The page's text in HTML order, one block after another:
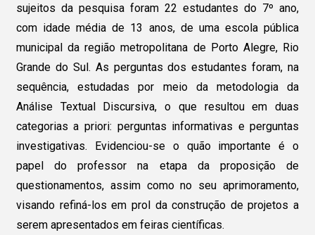
sujeitos da pesquisa foram 22 estudantes do 7º ano,
com idade média de 13 anos, de uma escola pública
municipal da região metropolitana de Porto Alegre, Rio
Grande do Sul. As perguntas dos estudantes foram, na
sequência, estudadas por meio da metodologia da
Análise Textual Discursiva, o que resultou em duas
categorias a priori: perguntas informativas e perguntas
investigativas. Evidenciou-se o quão importante é o
papel do professor na etapa da proposição de
questionamentos, assim como no seu aprimoramento,
visando refiná-los em prol da construção de projetos a
serem apresentados em feiras científicas.